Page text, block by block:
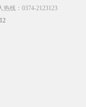
热线：0374-2123123